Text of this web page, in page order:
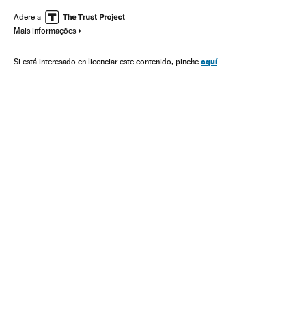
América do Sul América Latina
Problemas sociais
Adere a
Mais informações
Si está interesado en licenciar este contenido, pinche aquí